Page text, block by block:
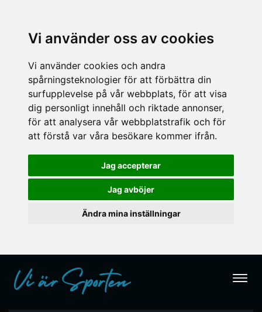
Vi använder oss av cookies
Vi använder cookies och andra
spårningsteknologier för att förbättra din
surfupplevelse på vår webbplats, för att visa
dig personligt innehåll och riktade annonser,
för att analysera vår webbplatstrafik och för
att förstå var våra besökare kommer ifrån.
Jag accepterar
Jag avböjer
Ändra mina inställningar